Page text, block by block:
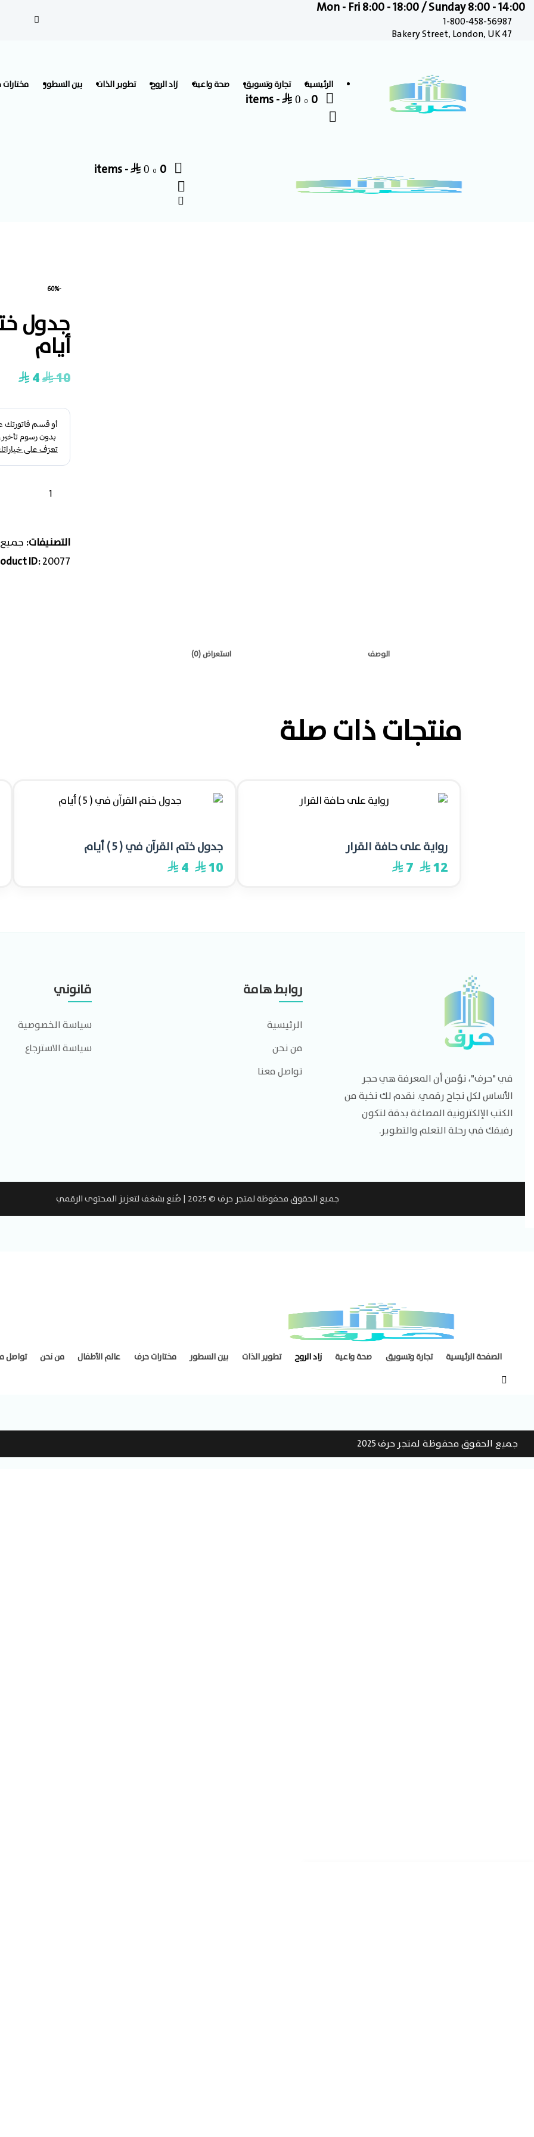
Mon - Fri 8:00 - 18:00 / Sunday 8:00 - 14:00
1-800-458-56987
47 Bakery Street, London, UK
الرئيسية تجارة وتسويق صحة واعية زاد الروح تطوير الذات بين السطور
0 items
-⃁ 0 0
0 items
- ⃁ 0 0
-60%
أيام
⃁10
⃁4
التصنيفات: جميع
ID:20077
الوصف استعراض (0)
منتجات ذات صلة
رواية على حافة القرار
⃁12
⃁7
جدول ختم القرآن في ( 5 ) أيام
⃁10
⃁4
في "حرف"، نؤمن أن المعرفة هي حجر
الأساس لكل نجاح رقمي. نقدم لك نخبة من
الكتب الإلكترونية المصاغة بدقة لتكون
رفيقك في رحلة التعلم والتطوير.
روابط هامة
الرئيسية
من نحن
تواصل معنا
قانوني
سياسة الخصوصية
سياسة الاسترجاع
جميع الحقوق محفوظة لمتجر حرف © 2025 | صُنع بشغف لتعزيز المحتوى الرقمي
الصفحة الرئيسية تجارة وتسويق صحة واعية زاد الروح تطوير الذات بين السطور مختارات حرف عالم الأطفال من نحن تواصل
جميع الحقوق محفوظة لمتجر حرف 2025